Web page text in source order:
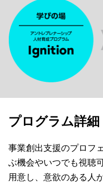
プログラム詳細
事業創出支援のプロフ
ぶ機会やいつでも視聴
用意し、意欲のある人